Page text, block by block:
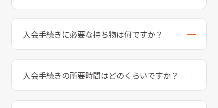
入会手続きに必要な持ち物は何ですか？
入会手続きの所要時間はどのくらいですか？